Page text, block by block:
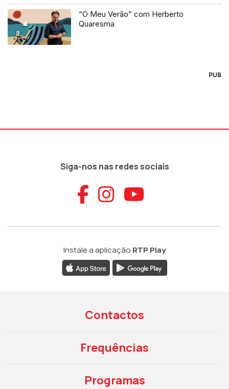
“O Meu Verão” com Herberto
Quaresma
PUB
Siga-nos nas redes sociais
Aceder ao
Aceder ao
Aceder
Instale a aplicação RTP Play
Contactos
Frequências
Programas